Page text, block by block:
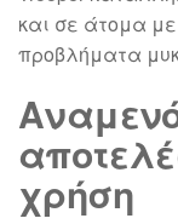
και σε άτομα
προβλήματα
χρήση